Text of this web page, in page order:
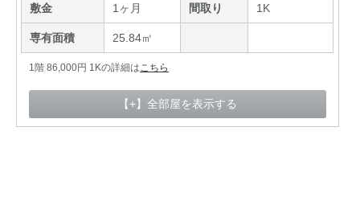
敷金 1ヶ月 間取り 1K
専有面積 25.84㎡
1階 86,000円 1Kの詳細は こちら
【+】全部屋を表示する